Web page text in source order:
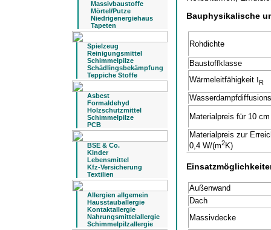
Massivbaustoffe
Mörtel/Putze
Niedrigenergiehaus
Tapeten
Spielzeug
Reinigungsmittel
Schimmelpilze
Schädlingsbekämpfung
Teppiche Stoffe
Asbest
Formaldehyd
Holzschutzmittel
Schimmelpilze
PCB
BSE & Co.
Kinder
Lebensmittel
Kfz-Versicherung
Textilien
Allergien allgemein
Hausstauballergie
Kontaktallergie
Nahrungsmittelallergie
Schimmelpilzallergie
Bauphysikalische
Rohdichte
Baustoffklasse
Wärmeleitfähigkeit lR
Materialpreis für 10 cm
Materialpreis zur
0,4 W/(m2K)
Außenwand
Dach
Massivdecke